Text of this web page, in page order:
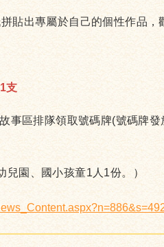
貼出專屬於自己的個性作品，
支
事區排隊領取號碼牌(號碼牌
兒園、國小孩童1人1份。）